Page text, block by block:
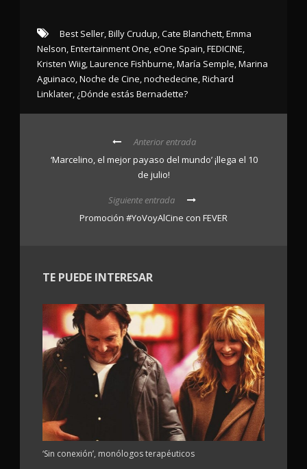
Best Seller,Billy Crudup,Cate Blanchett,Emma
Nelson,Entertainment One,eOne Spain,FEDICINE,
Kristen Wiig,Laurence Fishburne,María Semple,Marina
Aguinaco,Noche de Cine,nochedecine,Richard
Linklater, ¿Dónde estás Bernadette?
Anterior entrada
‘Marcelino, el mejor payaso del mundo’ ¡llega el 10
de julio!
Siguiente entrada
Promoción #YoVoyAlCine con FEVER
TE PUEDE INTERESAR
‘Sin conexión’, monólogos terapéuticos